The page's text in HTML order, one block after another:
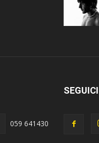
059 641430
SEGUICI